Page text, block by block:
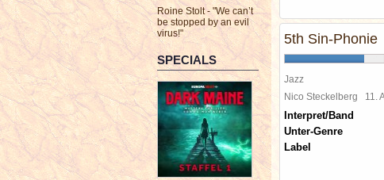
Roine Stolt - "We can’t
be stopped by an evil
virus!"
SPECIALS
5th Sin-Phonie
Jazz
Nico Steckelberg 11.
Interpret/Band
Unter-Genre
Label